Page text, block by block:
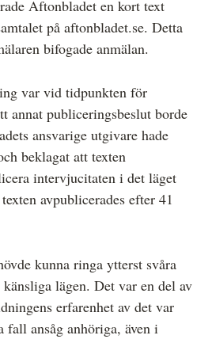
Aftonbladet en kort text
på aftonbladet.se. Detta
bifogade anmälan.
var vid tidpunkten för
annat publiceringsbeslut borde
ansvarige utgivare hade
beklagat att texten
intervjucitaten i det läget
avpublicerades efter 41
kunna ringa ytterst svåra
lägen. Det var en del av
erfarenhet av det var
fall ansåg anhöriga, även i